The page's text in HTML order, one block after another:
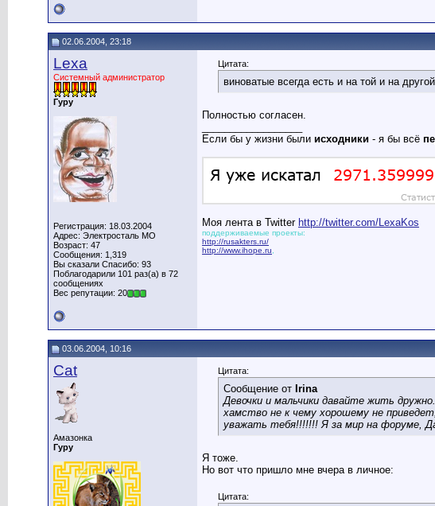
02.06.2004, 23:18
Lexa
Системный администратор
Гуру
Регистрация: 18.03.2004
Адрес: Электросталь МО
Возраст: 47
Сообщения: 1,319
Вы сказали Спасибо: 93
Поблагодарили 101 раз(а) в 72
сообщениях
Вес репутации: 20
Цитата:
виноватые всегда есть и на той и на
Полностью согласен.
Если бы у жизни были исходники - я бы всё
Моя лента в Twitter http://twitter.com/LexaKos
поддерживаемые проекты:
http://rusakters.ru/
http://www.ihope.ru
03.06.2004, 10:16
Cat
Амазонка
Гуру
Цитата:
Сообщение от Irina
Девочки и мальчики давайте жить
хамство не к чему хорошему не
уважать тебя!!!!!!! Я за мир на форуме,
Я тоже.
Но вот что пришло мне вчера в личное:
Цитата: